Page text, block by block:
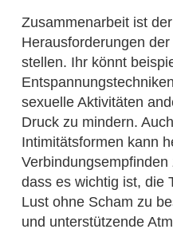
Zusammenarbeit ist
Herausforderungen
stellen. Ihr könnt
sexuelle Aktivitäten
Druck zu mindern.
Intimitätsformen kann
dass es wichtig ist, die
Lust ohne Scham zu
und unterstützende